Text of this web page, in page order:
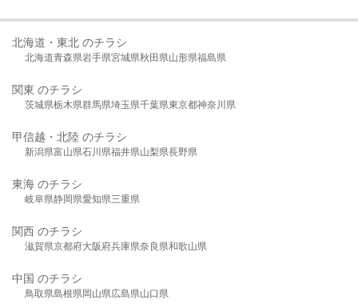
北海道・東北 のチラシ
北海道青森県岩手県宮城県秋田県山形県福島県
関東 のチラシ
茨城県栃木県群馬県埼玉県千葉県東京都神奈川県
甲信越・北陸 のチラシ
新潟県富山県石川県福井県山梨県長野県
東海 のチラシ
岐阜県静岡県愛知県三重県
関西 のチラシ
滋賀県京都府大阪府兵庫県奈良県和歌山県
中国 のチラシ
鳥取県島根県岡山県広島県山口県